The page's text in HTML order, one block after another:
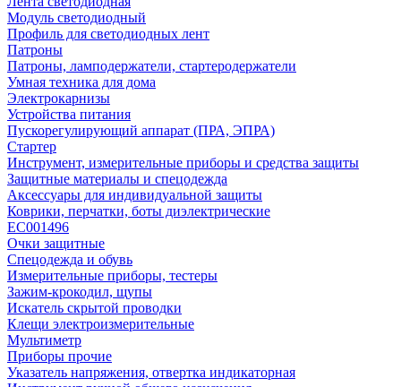
Модуль светодиодный
Профиль для светодиодных лент
Патроны
Патроны, ламподержатели, стартеродержатели
Умная техника для дома
Электрокарнизы
Устройства питания
Пускорегулирующий аппарат (ПРА, ЭПРА)
Стартер
Инструмент, измерительные приборы и средства защиты
Защитные материалы и спецодежда
Аксессуары для индивидуальной защиты
Коврики, перчатки, боты диэлектрические
EC001496
Очки защитные
Спецодежда и обувь
Измерительные приборы, тестеры
Зажим-крокодил, щупы
Искатель скрытой проводки
Клещи электроизмерительные
Мультиметр
Приборы прочие
Указатель напряжения, отвертка индикаторная